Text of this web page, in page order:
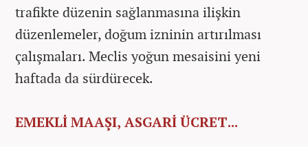
trafikte düzenin sağlanmasına ilişkin
düzenlemeler, doğum izninin artırılması
çalışmaları. Meclis yoğun mesaisini yeni
haftada da sürdürecek.
EMEKLİ MAAŞI, ASGARİ ÜCRET...